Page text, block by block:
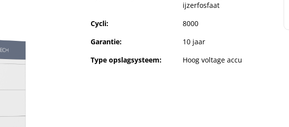
ijzerfosfaat
Cycli:
8000
Garantie:
10 jaar
Type opslagsysteem:
Hoog voltage accu